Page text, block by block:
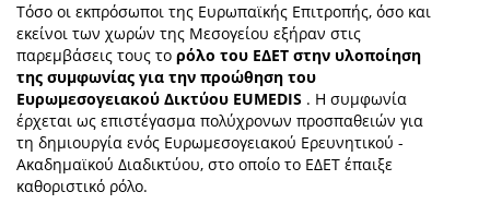
Τόσο οι εκπρόσωποι της Ευρωπαϊκής Επιτροπής, όσο και
εκείνοι των χωρών της Μεσογείου εξήραν στις
παρεμβάσεις τους το ρόλο του ΕΔΕΤ στην υλοποίηση
της συμφωνίας για την προώθηση του
Ευρωμεσογειακού Δικτύου EUMEDIS . Η συμφωνία
έρχεται ως επιστέγασμα πολύχρονων προσπαθειών για
τη δημιουργία ενός Ευρωμεσογειακού Ερευνητικού -
Ακαδημαϊκού Διαδικτύου, στο οποίο το ΕΔΕΤ έπαιξε
καθοριστικό ρόλο.